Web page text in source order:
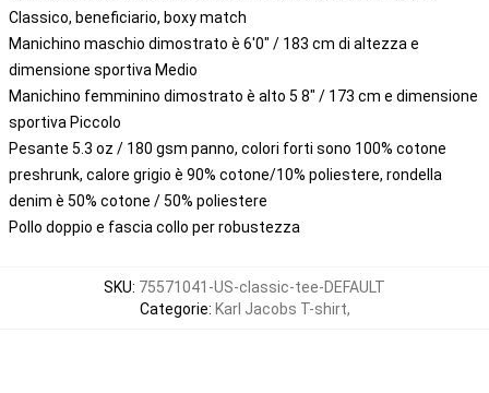
Classico, beneficiario, boxy match
Manichino maschio dimostrato è 6'0" / 183 cm di altezza e
dimensione sportiva Medio
Manichino femminino dimostrato è alto 5 8" / 173 cm e dimensione
sportiva Piccolo
Pesante 5.3 oz / 180 gsm panno, colori forti sono 100% cotone
preshrunk, calore grigio è 90% cotone/10% poliestere, rondella
denim è 50% cotone / 50% poliestere
Pollo doppio e fascia collo per robustezza
SKU: 75571041-US-classic-tee-DEFAULT
Categorie: Karl Jacobs T-shirt,